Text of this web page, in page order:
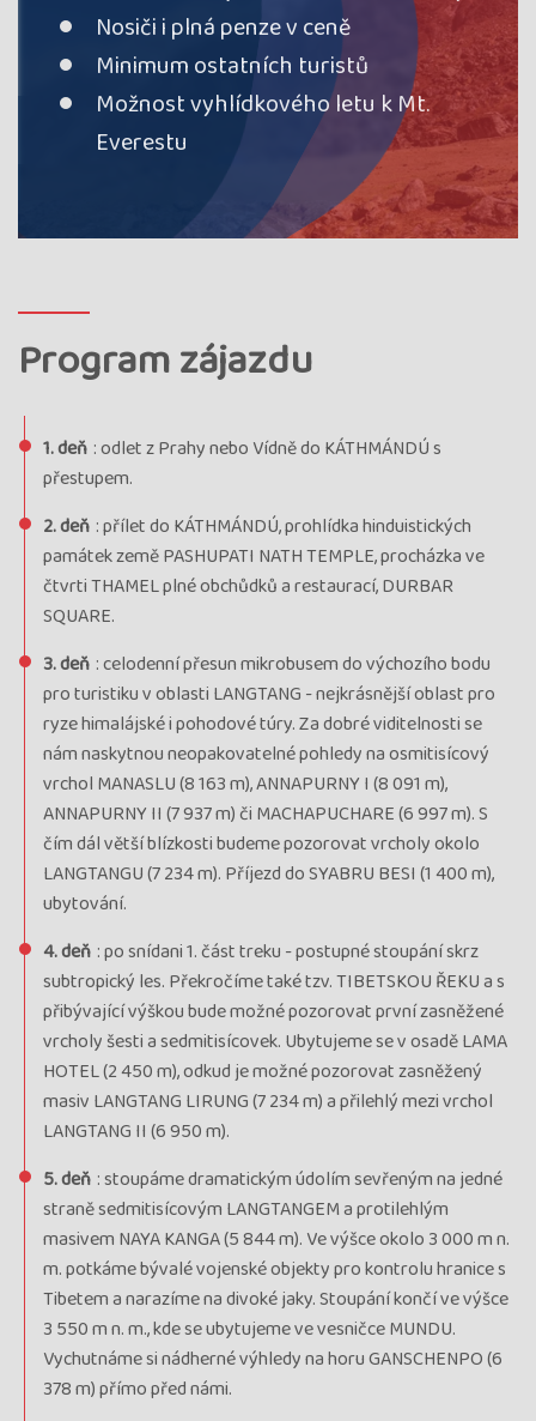
Nosiči i plná penze v ceně
Minimum ostatních turistů
Možnost vyhlídkového letu k Mt.
Everestu
Program zájazdu
1. deň : odlet z Prahy nebo Vídně do KÁTHMÁNDÚ s
přestupem.
2. deň : přílet do KÁTHMÁNDÚ, prohlídka hinduistických
památek země PASHUPATI NATH TEMPLE, procházka ve
čtvrti THAMEL plné obchůdků a restaurací, DURBAR
SQUARE.
3. deň : celodenní přesun mikrobusem do výchozího bodu
pro turistiku v oblasti LANGTANG - nejkrásnější oblast pro
ryze himalájské i pohodové túry. Za dobré viditelnosti se
nám naskytnou neopakovatelné pohledy na osmitisícový
vrchol MANASLU (8 163 m), ANNAPURNY I (8 091 m),
ANNAPURNY II (7 937 m) či MACHAPUCHARE (6 997 m). S
čím dál větší blízkosti budeme pozorovat vrcholy okolo
LANGTANGU (7 234 m). Příjezd do SYABRU BESI (1 400 m),
ubytování.
4. deň : po snídani 1. část treku - postupné stoupání skrz
subtropický les. Překročíme také tzv. TIBETSKOU ŘEKU a s
přibývající výškou bude možné pozorovat první zasněžené
vrcholy šesti a sedmitisícovek. Ubytujeme se v osadě LAMA
HOTEL (2 450 m), odkud je možné pozorovat zasněžený
masiv LANGTANG LIRUNG (7 234 m) a přilehlý mezi vrchol
LANGTANG II (6 950 m).
5. deň : stoupáme dramatickým údolím sevřeným na jedné
straně sedmitisícovým LANGTANGEM a protilehlým
masivem NAYA KANGA (5 844 m). Ve výšce okolo 3 000 m n.
m. potkáme bývalé vojenské objekty pro kontrolu hranice s
Tibetem a narazíme na divoké jaky. Stoupání končí ve výšce
3 550 m n. m., kde se ubytujeme ve vesničce MUNDU.
Vychutnáme si nádherné výhledy na horu GANSCHENPO (6
378 m) přímo před námi.